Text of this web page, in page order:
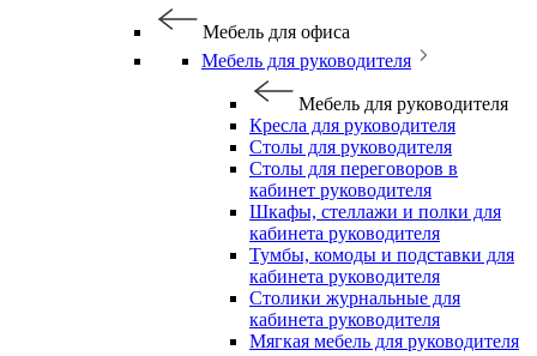
Мебель для офиса
Мебель для руководителя
Мебель для руководителя
Кресла для руководителя
Столы для руководителя
Столы для переговоров в
кабинет руководителя
Шкафы, стеллажи и полки для
кабинета руководителя
Тумбы, комоды и подставки для
кабинета руководителя
Столики журнальные для
кабинета руководителя
Мягкая мебель для руководителя